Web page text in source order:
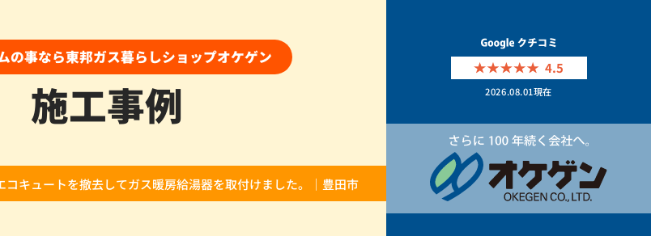
4.5
2026.08.01現在
の事なら東邦ガス暮らしショップオケゲン
施工事例
コキュートを撤去してガス暖房給湯器を取付けました。｜豊田市